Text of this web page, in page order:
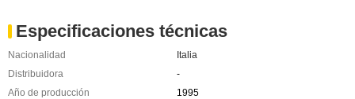
Especificaciones técnicas
Nacionalidad
Italia
Distribuidora
-
Año de producción
1995